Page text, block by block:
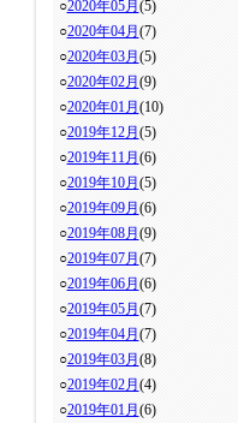
○2020年05月 (5)
○2020年04月 (7)
○2020年03月 (5)
○2020年02月 (9)
○2020年01月 (10)
○2019年12月 (5)
○2019年11月 (6)
○2019年10月 (5)
○2019年09月 (6)
○2019年08月 (9)
○2019年07月 (7)
○2019年06月 (6)
○2019年05月 (7)
○2019年04月 (7)
○2019年03月 (8)
○2019年02月 (4)
○2019年01月 (6)